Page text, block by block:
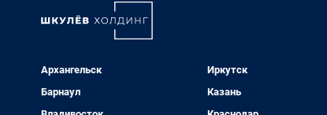
Архангельск
Барнаул
Иркутск
Казань